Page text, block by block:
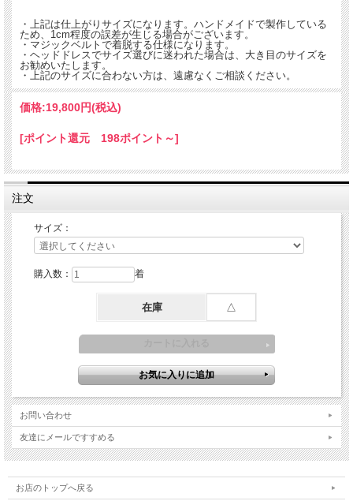
・上記は仕上がりサイズになります。ハンドメイドで製作している
ため、1cm程度の誤差が生じる場合がございます。
・マジックベルトで着脱する仕様になります。
・ヘッドドレスでサイズ選びに迷われた場合は、大き目のサイズを
お勧めいたします。
・上記のサイズに合わない方は、遠慮なくご相談ください。
価格:19,800円(税込)
[ポイント還元 198ポイント～]
注文
サイズ：
購入数： 着
在庫 △
お問い合わせ
友達にメールですすめる
お店のトップへ戻る